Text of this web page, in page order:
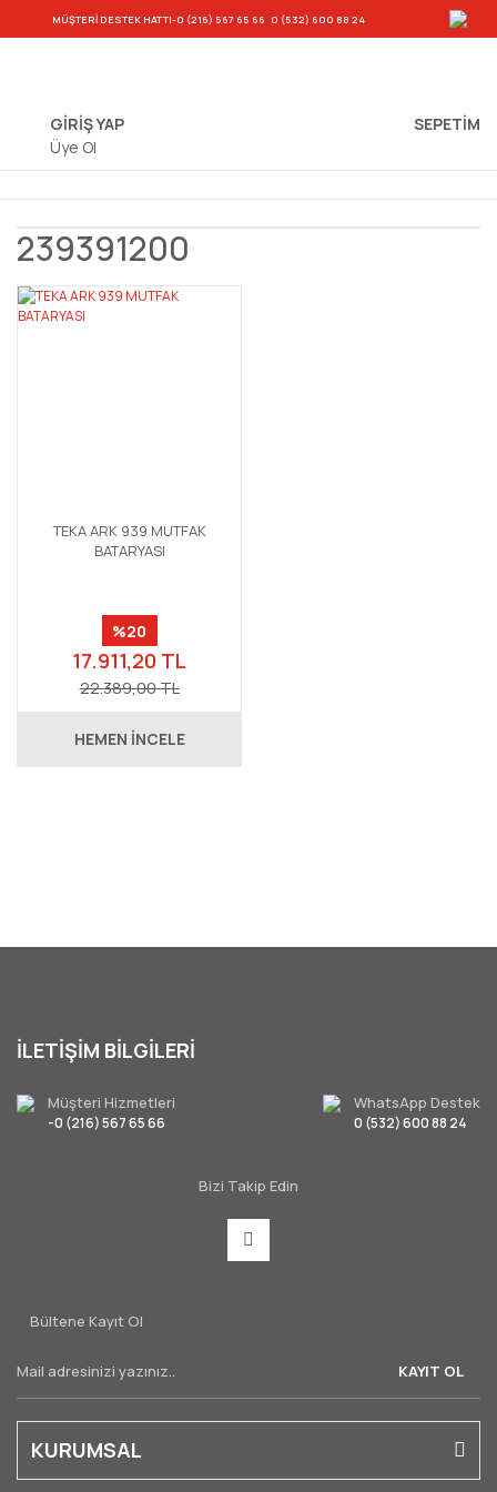
MÜŞTERİ DESTEK HATTI-0 (216) 567 65 66-0 (532) 600 88 24
GİRİŞ YAP
Üye Ol
SEPETIM
239391200
TEKA ARK 939 MUTFAK
BATARYASI
%20
17.911,20 TL
22.389,00 TL
HEMEN İNCELE
İLETİŞİM BİLGİLERİ
Müşteri Hizmetleri
-0 (216) 567 65 66
WhatsApp Destek
0 (532) 600 88 24
Bizi Takip Edin
Bültene Kayıt Ol
KAYIT OL
KURUMSAL